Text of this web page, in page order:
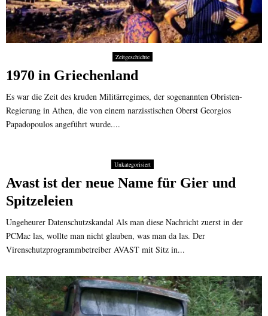
Zeitgeschichte
1970 in Griechenland
Es war die Zeit des kruden Militärregimes, der sogenannten Obristen-
Regierung in Athen, die von einem narzisstischen Oberst Georgios
Papadopoulos angeführt wurde....
Unkategorisiert
Avast ist der neue Name für Gier und
Spitzeleien
Ungeheurer Datenschutzskandal Als man diese Nachricht zuerst in der
PCMac las, wollte man nicht glauben, was man da las. Der
Virenschutzprogrammbetreiber AVAST mit Sitz in...